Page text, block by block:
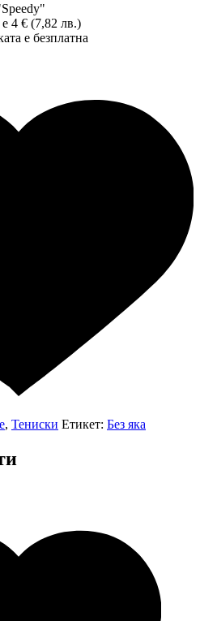
4 € (7,82 лв.)
е безплатна
, Тениски Етикет: Без яка